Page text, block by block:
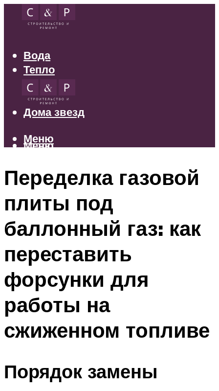
Вода
Тепло
Электрика
Свет
Дома звезд
Меню
Меню
Переделка газовой
плиты под
баллонный газ: как
переставить
форсунки для
работы на
сжиженном топливе
Порядок замены